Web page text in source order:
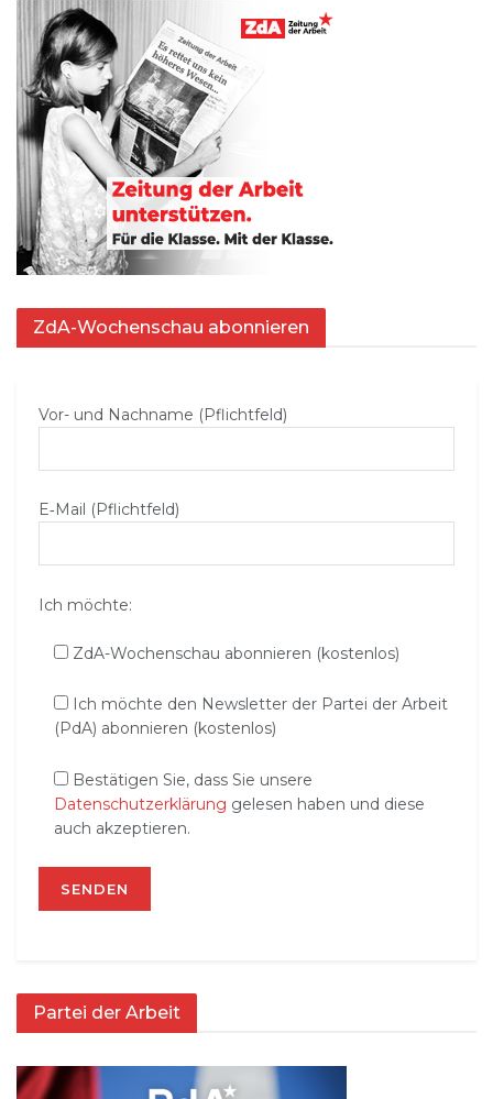
ZdA-Wochenschau abonnieren
Vor- und Nachname (Pflichtfeld)
E‑Mail (Pflichtfeld)
Ich möchte:
ZdA-Wochenschau abonnieren (kostenlos)
Ich möchte den Newsletter der Partei der Arbeit
(PdA) abonnieren (kostenlos)
Bestätigen Sie, dass Sie unsere
Datenschutzerklärung gelesen haben und diese
auch akzeptieren.
Partei der Arbeit